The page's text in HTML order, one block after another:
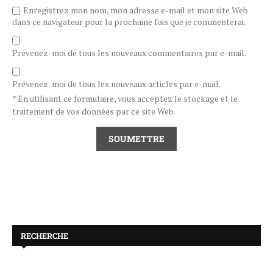
Enregistrez mon nom, mon adresse e-mail et mon site Web
dans ce navigateur pour la prochaine fois que je commenterai.
Prévenez-moi de tous les nouveaux commentaires par e-mail.
Prévenez-moi de tous les nouveaux articles par e-mail.
* En utilisant ce formulaire, vous acceptez le stockage et le
traitement de vos données par ce site Web.
RECHERCHE